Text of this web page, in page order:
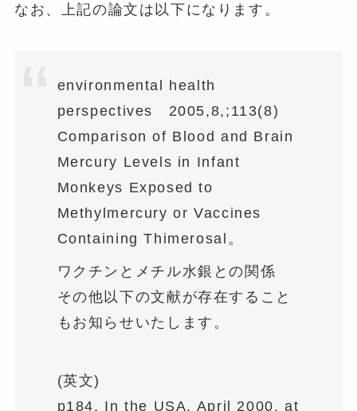
なお、上記の論文は以下になります。
environmental health
perspectives 2005,8,;113(8)
Comparison of Blood and Brain
Mercury Levels in Infant
Monkeys Exposed to
Methylmercury or Vaccines
Containing Thimerosal。
ワクチンとメチル水銀との関係
その他以下の文献が存在すること
もお知らせいたします。
(英文)
p184. In the USA, April 2000, at